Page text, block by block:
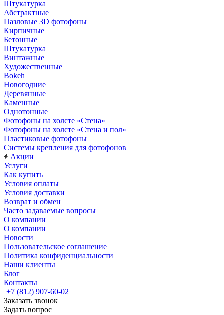
Штукатурка
Абстрактные
Пазловые 3D фотофоны
Кирпичные
Бетонные
Штукатурка
Винтажные
Художественные
Bokeh
Новогодние
Деревянные
Каменные
Однотонные
Фотофоны на холсте «Стена»
Фотофоны на холсте «Стена и пол»
Пластиковые фотофоны
Системы крепления для фотофонов
Акции
Услуги
Как купить
Условия оплаты
Условия доставки
Возврат и обмен
Часто задаваемые вопросы
О компании
О компании
Новости
Пользовательское соглашение
Политика конфиденциальности
Наши клиенты
Блог
Контакты
+7 (812) 907-60-02
Заказать звонок
Задать вопрос